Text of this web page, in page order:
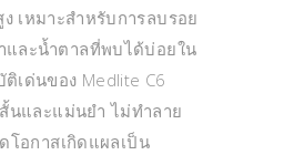
เหมาะสำหรับการลบรอย
และน้ำตาลที่พบได้บ่อยใน
เด่นของ Medlite C6
นและแม่นยำ ไม่ทำลาย
โอกาสเกิดแผลเป็น